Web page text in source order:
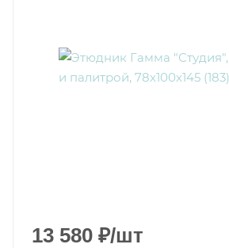
13 580 ₽/шт